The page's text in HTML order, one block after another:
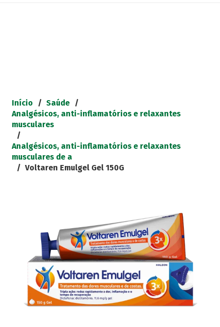
Início / Saúde /
Analgésicos, anti-inflamatórios e relaxantes
musculares
/
Analgésicos, anti-inflamatórios e relaxantes
musculares de a
/ Voltaren Emulgel Gel 150G